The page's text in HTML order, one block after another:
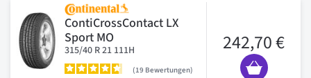
ContiCrossContact LX
Sport MO
315/40 R 21 111H
19 Bewertungen
242,70 €